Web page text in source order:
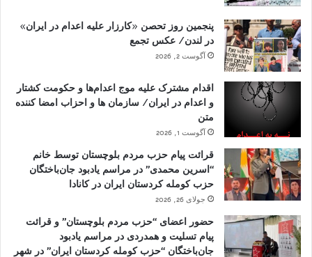
پنجمین روز تحصن «کارزار علیه اعدام در ایران»
در لندن/ عکس تجمع
آگوست 2, 2026
اقدام مشترک علیه موج اعدام‌ها و حکومت کشتار
و اعدام در ایران/ سازمان ها و احزاب امضا کننده
متن
آگوست 1, 2026
قرائت پیام حزب مردم بلوچستان توسط خانم
“اسرین محمدی” در مراسم یادبود جان‌باختگان
حزب کومله کردستان ایران در کانادا
جولای 26, 2026
حضور اعضای “حزب مردم بلوچستان” و قرائت
پیام تسلیت و همدردی در مراسم یادبود
جان‌باختگان “حزب کومله کردستان ایران” در شهر